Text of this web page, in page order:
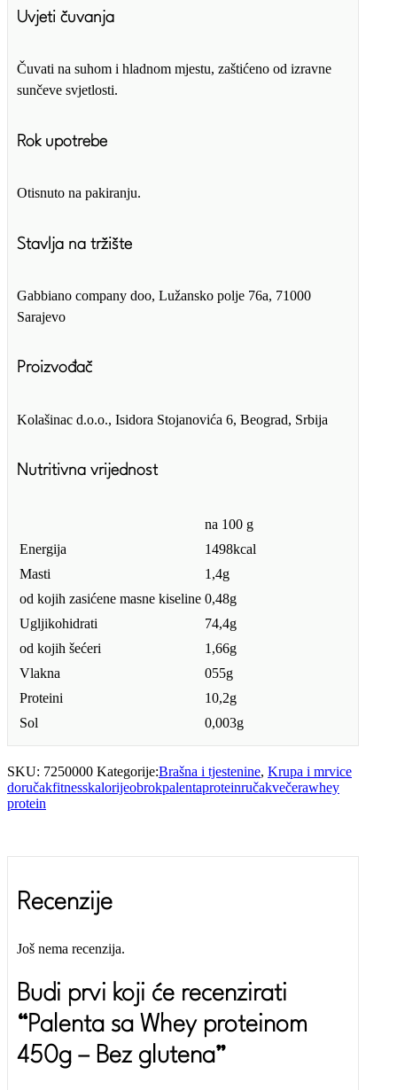
Uvjeti čuvanja
Čuvati na suhom i hladnom mjestu, zaštićeno od izravne
sunčeve svjetlosti.
Rok upotrebe
Otisnuto na pakiranju.
Stavlja na tržište
Gabbiano company doo, Lužansko polje 76a, 71000
Sarajevo
Proizvođač
Kolašinac d.o.o., Isidora Stojanovića 6, Beograd, Srbija
Nutritivna vrijednost
na 100 g
Energija
1498kcal
Masti
1,4g
od kojih zasićene masne kiseline 0,48g
Ugljikohidrati
74,4g
od kojih šećeri
1,66g
Vlakna
055g
Proteini
10,2g
Sol
0,003g
SKU: 7250000 Kategorije:Brašna i tjestenine, Krupa i mrvice
doručakfitnesskalorijeobrokpalentaproteinručakvečerawhey
protein
Recenzije
Još nema recenzija.
Budi prvi koji će recenzirati
“Palenta sa Whey proteinom
450g – Bez glutena”